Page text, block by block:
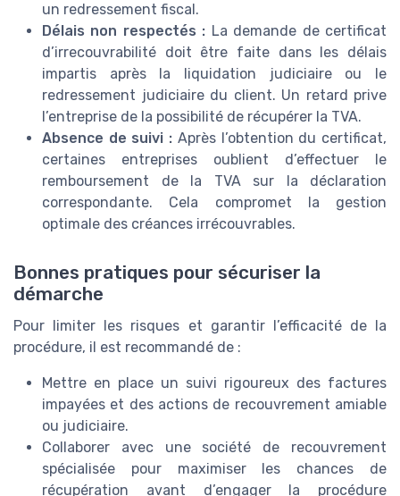
un redressement fiscal.
Délais non respectés : La demande de certificat
d’irrecouvrabilité doit être faite dans les délais
impartis après la liquidation judiciaire ou le
redressement judiciaire du client. Un retard prive
l’entreprise de la possibilité de récupérer la TVA.
Absence de suivi : Après l’obtention du certificat,
certaines entreprises oublient d’effectuer le
remboursement de la TVA sur la déclaration
correspondante. Cela compromet la gestion
optimale des créances irrécouvrables.
Bonnes pratiques pour sécuriser la
démarche
Pour limiter les risques et garantir l’efficacité de la
procédure, il est recommandé de :
Mettre en place un suivi rigoureux des factures
impayées et des actions de recouvrement amiable
ou judiciaire.
Collaborer avec une société de recouvrement
spécialisée pour maximiser les chances de
récupération avant d’engager la procédure